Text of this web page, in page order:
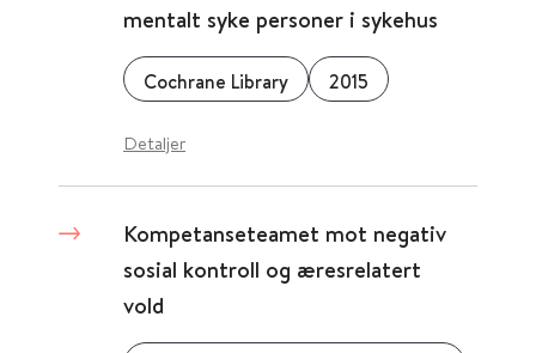
mentalt syke personer i sykehus
Cochrane Library 2015
Detaljer
​Kompetanseteamet mot negativ
sosial kontroll og æresrelatert
vold